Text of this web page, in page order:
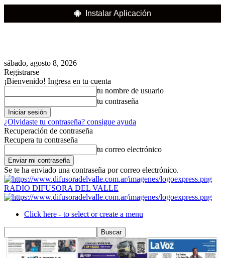
Instalar Aplicación
sábado, agosto 8, 2026
Registrarse
¡Bienvenido! Ingresa en tu cuenta
tu nombre de usuario
tu contraseña
¿Olvidaste tu contraseña? consigue ayuda
Recuperación de contraseña
Recupera tu contraseña
tu correo electrónico
Se te ha enviado una contraseña por correo electrónico.
RADIO DIFUSORA DEL VALLE
Click here - to select or create a menu